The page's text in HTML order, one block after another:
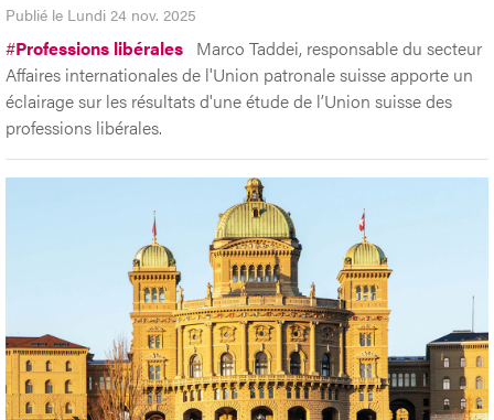
Publié le Lundi 24 nov. 2025
#Professions libérales Marco Taddei, responsable du secteur
Affaires internationales de l'Union patronale suisse apporte un
éclairage sur les résultats d'une étude de l’Union suisse des
professions libérales.